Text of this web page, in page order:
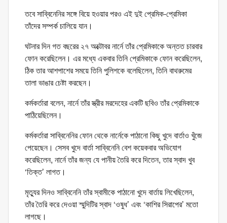
তবে সাব্বিনেনির সঙ্গে বিয়ে হওয়ার পরও এই দুই প্রেমিক-প্রেমিকা
তাঁদের সম্পর্ক চালিয়ে যান।
ঘটনার দিন গত বছরের ২৭ অক্টোবর নার্নে তাঁর প্রেমিকাকে অন্তত চারবার
ফোন করেছিলেন। এর মধ্যে একবার তিনি প্রেমিকাকে ফোন করেছিলেন,
ঠিক তার আশপাশের সময়ে তিনি পুলিশকে বলেছিলেন, তিনি বাথরুমের
তালা ভাঙার চেষ্টা করছেন।
কর্মকর্তারা বলেন, নার্নে তাঁর স্ত্রীর মরদেহের একটি ছবিও তাঁর প্রেমিকাকে
পাঠিয়েছিলেন।
কর্মকর্তারা সাব্বিনেনির ফোন থেকে নার্নেকে পাঠানো কিছু খুদে বার্তাও খুঁজে
পেয়েছেন। সেসব খুদে বার্তা সাব্বিনেনি বেশ কয়েকবার অভিযোগ
করেছিলেন, নার্নে তাঁর জন্য যে পানীয় তৈরি করে দিতেন, তার স্বাদ খুব
‘তিক্ত’ লাগত।
মৃত্যুর দিনও সাব্বিনেনি তাঁর স্বামীকে পাঠানো খুদে বার্তায় লিখেছিলেন,
তাঁর তৈরি করে দেওয়া স্মুদিটির স্বাদ ‘ওষুধ’ এবং ‘কাশির সিরাপের’ মতো
লাগছে।